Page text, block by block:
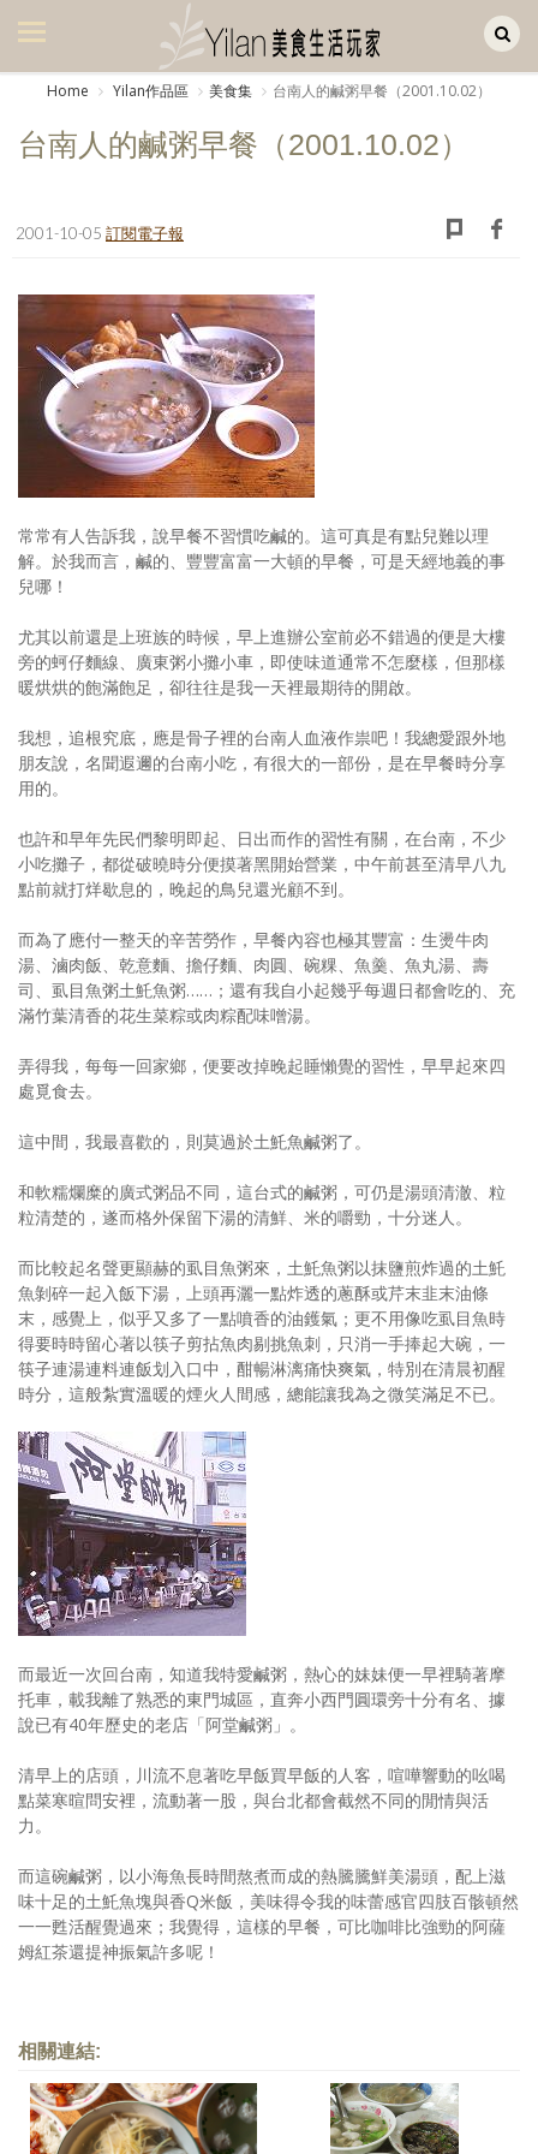
美食集
生活風
書房集
日記簿
餐桌週記
照相簿
創意出版服務
關於Yilan
活動實況記錄
合作與代言
訂閱電子報
Home Yilan作品區 美食集 台南人的鹹粥早餐（2001.10.02）
台南人的鹹粥早餐（2001.10.02）
2001-10-05 訂閱電子報
常常有人告訴我，說早餐不習慣吃鹹的。這可真是有點兒難以理
解。於我而言，鹹的、豐豐富富一大頓的早餐，可是天經地義的事
兒哪！
尤其以前還是上班族的時候，早上進辦公室前必不錯過的便是大樓
旁的蚵仔麵線、廣東粥小攤小車，即使味道通常不怎麼樣，但那樣
暖烘烘的飽滿飽足，卻往往是我一天裡最期待的開啟。
我想，追根究底，應是骨子裡的台南人血液作祟吧！我總愛跟外地
朋友說，名聞遐邇的台南小吃，有很大的一部份，是在早餐時分享
用的。
也許和早年先民們黎明即起、日出而作的習性有關，在台南，不少
小吃攤子，都從破曉時分便摸著黑開始營業，中午前甚至清早八九
點前就打烊歇息的，晚起的鳥兒還光顧不到。
而為了應付一整天的辛苦勞作，早餐內容也極其豐富：生燙牛肉
湯、滷肉飯、乾意麵、擔仔麵、肉圓、碗粿、魚羹、魚丸湯、壽
司、虱目魚粥土魠魚粥……；還有我自小起幾乎每週日都會吃的、充
滿竹葉清香的花生菜粽或肉粽配味噌湯。
弄得我，每每一回家鄉，便要改掉晚起睡懶覺的習性，早早起來四
處覓食去。
這中間，我最喜歡的，則莫過於土魠魚鹹粥了。
和軟糯爛糜的廣式粥品不同，這台式的鹹粥，可仍是湯頭清澈、粒
粒清楚的，遂而格外保留下湯的清鮮、米的嚼勁，十分迷人。
而比較起名聲更顯赫的虱目魚粥來，土魠魚粥以抹鹽煎炸過的土魠
魚剝碎一起入飯下湯，上頭再灑一點炸透的蔥酥或芹末韭末油條
末，感覺上，似乎又多了一點噴香的油鑊氣；更不用像吃虱目魚時
得要時時留心著以筷子剪拈魚肉剔挑魚刺，只消一手捧起大碗，一
筷子連湯連料連飯划入口中，酣暢淋漓痛快爽氣，特別在清晨初醒
時分，這般紮實溫暖的煙火人間感，總能讓我為之微笑滿足不已。
而最近一次回台南，知道我特愛鹹粥，熱心的妹妹便一早裡騎著摩
托車，載我離了熟悉的東門城區，直奔小西門圓環旁十分有名、據
說已有40年歷史的老店「阿堂鹹粥」。
清早上的店頭，川流不息著吃早飯買早飯的人客，喧嘩響動的吆喝
點菜寒暄問安裡，流動著一股，與台北都會截然不同的閒情與活
力。
而這碗鹹粥，以小海魚長時間熬煮而成的熱騰騰鮮美湯頭，配上滋
味十足的土魠魚塊與香Q米飯，美味得令我的味蕾感官四肢百骸頓然
一一甦活醒覺過來；我覺得，這樣的早餐，可比咖啡比強勁的阿薩
姆紅茶還提神振氣許多呢！
相關連結: